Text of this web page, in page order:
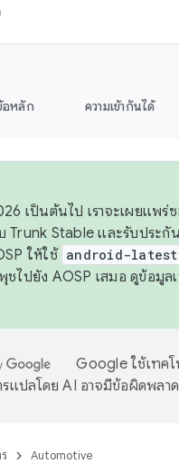
อหลัก ความเข้ากันได้
เป็นต้นไป เราจะเผยแพร่
Stable และรับประกัน
ให้ใช้ android-
ชไปยัง AOSP เสมอ ดูข้อมูล
Google ใช้เทค
รแปลโดย AI อาจมีข้อผิดพลาด
Automotive